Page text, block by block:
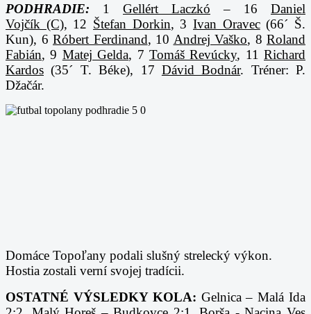
PODHRADIE: 1 Gellért Laczkó – 16 Daniel
Vojčík (C), 12 Štefan Dorkin, 3Ivan Oravec(66´ Š.
Kun), 6 Róbert Ferdinand, 10 Andrej Vaško, 8 Roland
Fabián, 9 Matej Gelda, 7 Tomáš Revúcky, 11 Richard
Kardos (35´ T. Béke), 17 Dávid Bodnár. Tréner: P.
Džačár.
Domáce Topoľany podali slušný strelecký výkon.
Hostia zostali verní svojej tradícii.
OSTATNÉ VÝSLEDKY KOLA: Gelnica – Malá Ida